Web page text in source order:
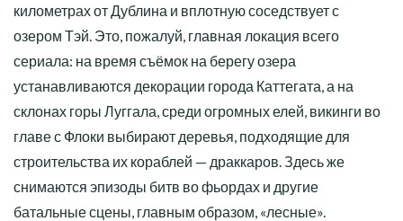
километрах от Дублина и вплотную соседствует с
озером Тэй. Это, пожалуй, главная локация всего
сериала: на время съёмок на берегу озера
устанавливаются декорации города Каттегата, а на
склонах горы Луггала, среди огромных елей, викинги во
главе с Флоки выбирают деревья, подходящие для
строительства их кораблей — драккаров. Здесь же
снимаются эпизоды битв во фьордах и другие
батальные сцены, главным образом, «лесные».